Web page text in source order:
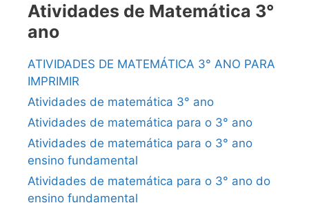
Atividades de Matemática 3°
ano
ATIVIDADES DE MATEMÁTICA 3° ANO PARA
IMPRIMIR
Atividades de matemática 3° ano
Atividades de matemática para o 3° ano
Atividades de matemática para o 3° ano
ensino fundamental
Atividades de matemática para o 3° ano do
ensino fundamental